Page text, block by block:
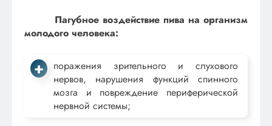
Пагубное воздействие пива на организм
молодого человека:
поражения зрительного и слухового
нервов, нарушения функций спинного
мозга и повреждение периферической
нервной системы;